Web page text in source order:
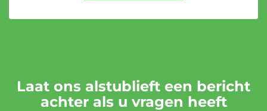
Laat ons alstublieft een bericht
achter als u vragen heeft